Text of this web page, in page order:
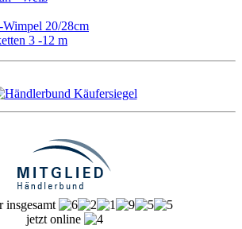
20/28cm
3 -12 m
insgesamt
jetzt online